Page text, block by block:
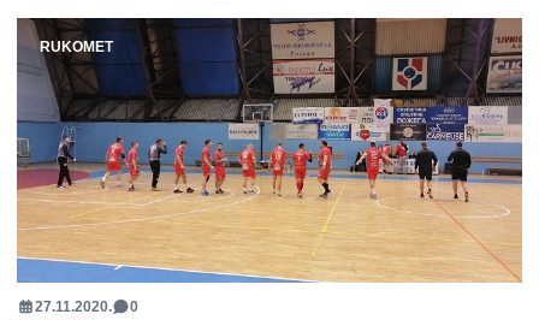
RUKOMET
27.11.2020.
0